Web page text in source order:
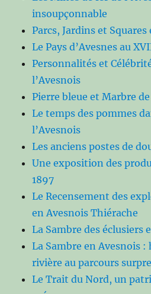
insoupçonnable
Parcs, Jardins et Squares
Le Pays d’Avesnes au
Personnalités et
l’Avesnois
Pierre bleue et Marbre
Le temps des pommes
l’Avesnois
Les anciens postes de
Une exposition des
1897
Le Recensement des
en Avesnois Thiérache
La Sambre des éclusiers
La Sambre en Avesnois :
rivière au parcours
Le Trait du Nord, un